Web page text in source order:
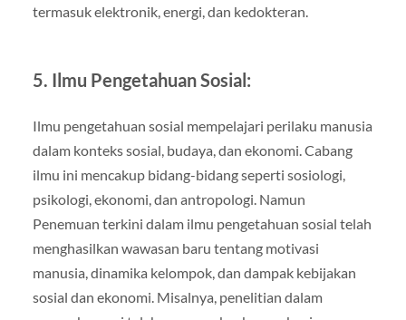
termasuk elektronik, energi, dan kedokteran.
5. Ilmu Pengetahuan Sosial:
Ilmu pengetahuan sosial mempelajari perilaku manusia
dalam konteks sosial, budaya, dan ekonomi. Cabang
ilmu ini mencakup bidang-bidang seperti sosiologi,
psikologi, ekonomi, dan antropologi. Namun
Penemuan terkini dalam ilmu pengetahuan sosial telah
menghasilkan wawasan baru tentang motivasi
manusia, dinamika kelompok, dan dampak kebijakan
sosial dan ekonomi. Misalnya, penelitian dalam